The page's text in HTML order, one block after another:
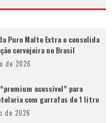
Puro Malte Extra e consolida
cervejeira no Brasil
de 2026
acessível” para
com garrafas de 1 litro
de 2026